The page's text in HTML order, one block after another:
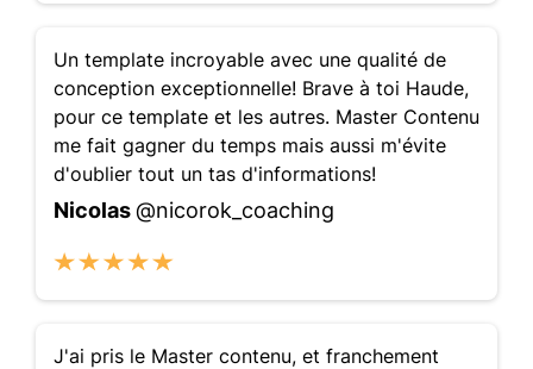
Un template incroyable avec une qualité de
conception exceptionnelle! Brave à toi Haude,
pour ce template et les autres. Master Contenu
me fait gagner du temps mais aussi m'évite
d'oublier tout un tas d'informations!
Nicolas@nicorok_coaching
J'ai pris le Master contenu, et franchement